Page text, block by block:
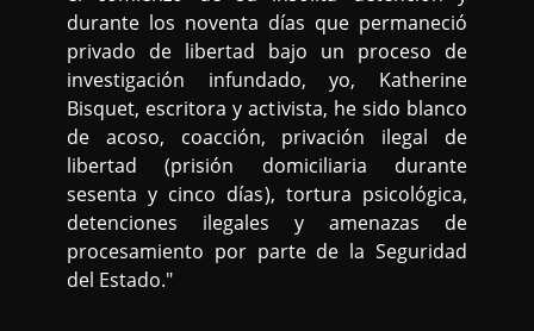
durante los noventa días que permaneció
privado de libertad bajo un proceso de
investigación infundado, yo, Katherine
Bisquet, escritora y activista, he sido blanco
de acoso, coacción, privación ilegal de
libertad (prisión domiciliaria durante
sesenta y cinco días), tortura psicológica,
detenciones ilegales y amenazas de
procesamiento por parte de la Seguridad
del Estado."